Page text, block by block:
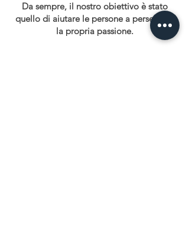
Da sempre, il nostro obiettivo è stato
quello di aiutare le persone a perseguire
la propria passione.